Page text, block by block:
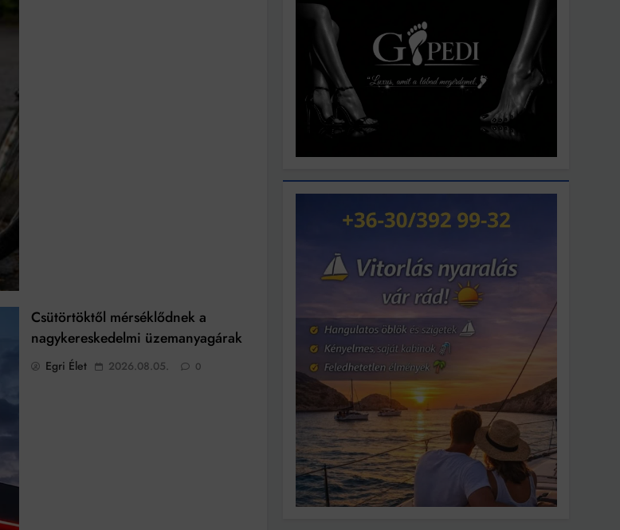
Csütörtöktől mérséklődnek a
nagykereskedelmi üzemanyagárak
Egri Élet 2026.08.05. 0